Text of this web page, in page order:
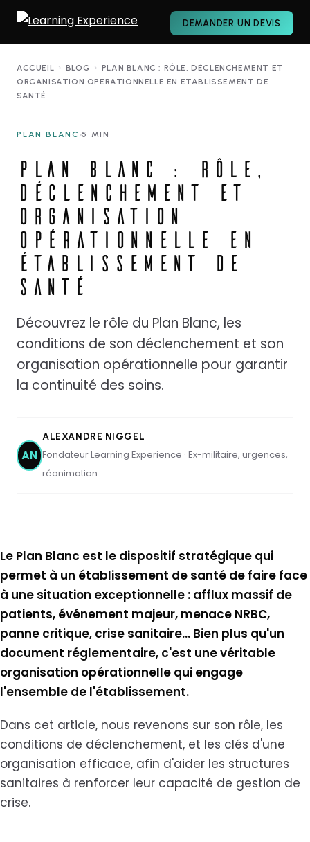
DEMANDER UN DEVIS
ACCUEIL › BLOG › PLAN BLANC : RÔLE, DÉCLENCHEMENT ET
ORGANISATION OPÉRATIONNELLE EN ÉTABLISSEMENT DE
SANTÉ
PLAN BLANC 5 MIN
PLAN BLANC : RÔLE,
DÉCLENCHEMENT ET
ORGANISATION
OPÉRATIONNELLE EN
ÉTABLISSEMENT DE
SANTÉ
Découvrez le rôle du Plan Blanc, les
conditions de son déclenchement et son
organisation opérationnelle pour garantir
la continuité des soins.
AN
ALEXANDRE NIGGEL
Fondateur Learning Experience · Ex-militaire, urgences,
réanimation
Le Plan Blanc est le dispositif stratégique qui
permet à un établissement de santé de faire face
à une situation exceptionnelle : afflux massif de
patients, événement majeur, menace NRBC,
panne critique, crise sanitaire… Bien plus qu'un
document réglementaire, c'est une véritable
organisation opérationnelle qui engage
l'ensemble de l'établissement.
Dans cet article, nous revenons sur son rôle, les
conditions de déclenchement, et les clés d'une
organisation efficace, afin d'aider les structures
sanitaires à renforcer leur capacité de gestion de
crise.